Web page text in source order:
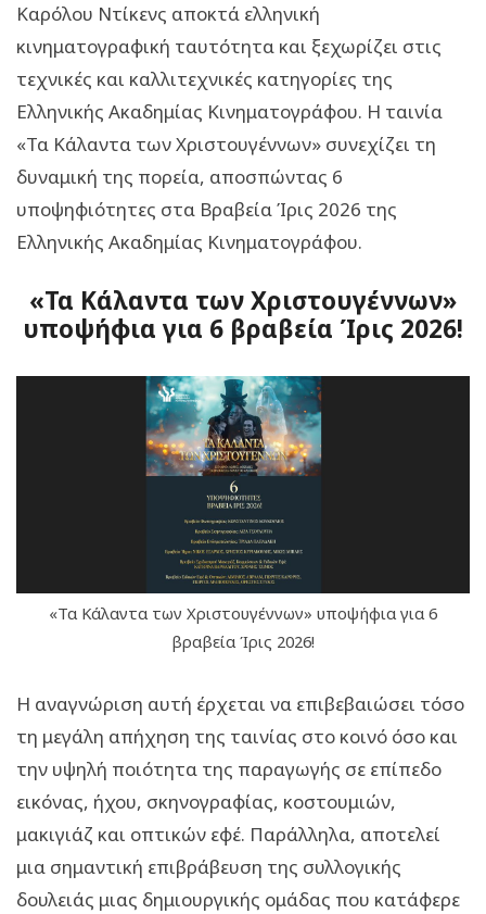
Καρόλου Ντίκενς αποκτά ελληνική
κινηματογραφική ταυτότητα και ξεχωρίζει στις
τεχνικές και καλλιτεχνικές κατηγορίες της
Ελληνικής Ακαδημίας Κινηματογράφου. Η ταινία
«Τα Κάλαντα των Χριστουγέννων» συνεχίζει τη
δυναμική της πορεία, αποσπώντας 6
υποψηφιότητες στα Βραβεία Ίρις 2026 της
Ελληνικής Ακαδημίας Κινηματογράφου.
«Τα Κάλαντα των Χριστουγέννων»
υποψήφια για 6 βραβεία Ίρις 2026!
«Τα Κάλαντα των Χριστουγέννων» υποψήφια για 6
βραβεία Ίρις 2026!
Η αναγνώριση αυτή έρχεται να επιβεβαιώσει τόσο
τη μεγάλη απήχηση της ταινίας στο κοινό όσο και
την υψηλή ποιότητα της παραγωγής σε επίπεδο
εικόνας, ήχου, σκηνογραφίας, κοστουμιών,
μακιγιάζ και οπτικών εφέ. Παράλληλα, αποτελεί
μια σημαντική επιβράβευση της συλλογικής
δουλειάς μιας δημιουργικής ομάδας που κατάφερε